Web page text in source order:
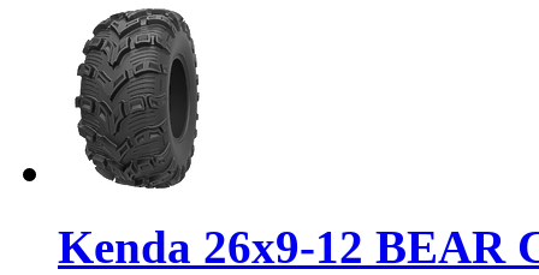
Kenda 26х9-12 BEAR